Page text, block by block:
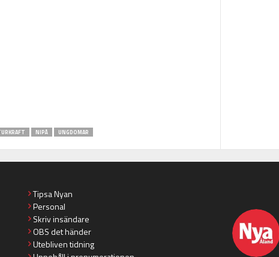
NIPÅ UNGDOMAR
Tipsa Nyan
Personal
Skriv insändare
OBS det händer
Utebliven tidning